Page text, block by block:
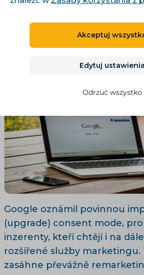
mode 2.0
Adéla Brožová
Zaktualizowano 28. 7.
Google oznámil povinnou
(upgrade) consent mode,
inzerenty, kteří chtějí i na
rozšířené služby marketingu.
zasáhne převážně
Akceptuj
Edytuj ustawienia
Odrzuć wszystko